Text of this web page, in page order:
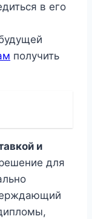
в его
получить
и
для